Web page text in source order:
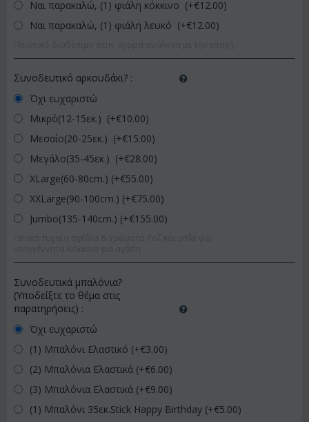
Ναι παρακαλώ, (1) φιάλη κόκκινο (+€12.00)
Ναι παρακαλώ, (1) φιάλη λευκό (+€12.00)
Συνοδευτικό αρκουδάκι? :
Όχι ευχαριστώ
Μικρό(12-15εκ.) (+€10.00)
Μεσαίο(20-25εκ.) (+€15.00)
Μεγάλο(35-45εκ.) (+€28.00)
XLarge(60-80cm.) (+€55.00)
XXLarge(90-100cm.) (+€75.00)
Jumbo(135-140cm.) (+€155.00)
Συνοδευτικά μπαλόνια?
(Υποδείξτε το θέμα στις
παρατηρήσεις) :
Όχι ευχαριστώ
(1) Μπαλόνι Ελαστικό (+€3.00)
(2) Μπαλόνια Ελαστικά (+€6.00)
(3) Μπαλόνια Ελαστικά (+€9.00)
(1) Μπαλόνι 35εκ.Stick Happy Birthday (+€5.00)